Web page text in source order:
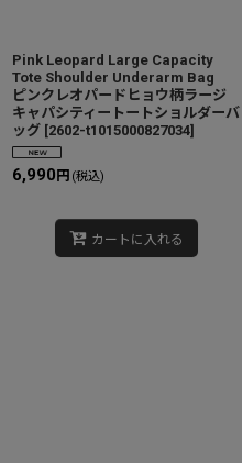
Pink Leopard Large Capacity
Tote Shoulder Underarm Bag
ピンクレオパードヒョウ柄ラージ
キャパシティートートショルダーバ
ッグ [2602-t1015000827034]
6,990 円 (税込)
カートに入れる